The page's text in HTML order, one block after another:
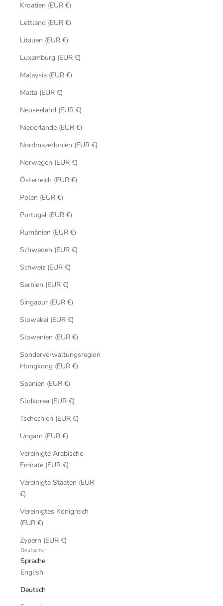
Kroatien (EUR €)
Lettland (EUR €)
Litauen (EUR €)
Luxemburg (EUR €)
Malaysia (EUR €)
Malta (EUR €)
Neuseeland (EUR €)
Niederlande (EUR €)
Nordmazedonien (EUR €)
Norwegen (EUR €)
Österreich (EUR €)
Polen (EUR €)
Portugal (EUR €)
Rumänien (EUR €)
Schweden (EUR €)
Schweiz (EUR €)
Serbien (EUR €)
Singapur (EUR €)
Slowakei (EUR €)
Slowenien (EUR €)
Sonderverwaltungsregion
Hongkong (EUR €)
Spanien (EUR €)
Südkorea (EUR €)
Tschechien (EUR €)
Ungarn (EUR €)
Vereinigte Arabische
Emirate (EUR €)
Vereinigte Staaten (EUR
€)
Vereinigtes Königreich
(EUR €)
Zypern (EUR €)
Deutsch
Sprache
English
Deutsch